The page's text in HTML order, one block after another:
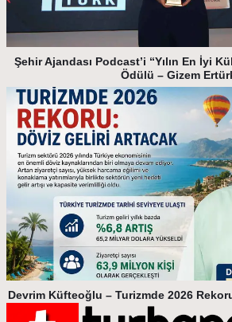
Şehir Ajandası Podcast’i “Yılın En İyi
Ödülü – Gizem
Devrim Küfteoğlu – Turizmde 2026